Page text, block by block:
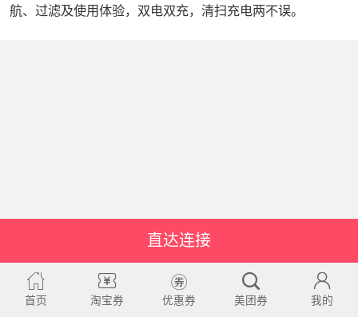
航、过滤及使用体验，双电双充，清扫充电两不误。
直达连接
首页 淘宝券 优惠券 美团券 我的